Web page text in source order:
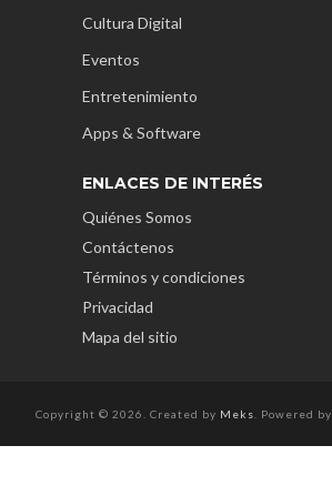
Cultura Digital
Eventos
Entretenimiento
Apps & Software
ENLACES DE INTERÉS
Quiénes Somos
Contáctenos
Términos y condiciones
Privacidad
Mapa del sitio
Copyright © 2026. Created by Meks . Powered by